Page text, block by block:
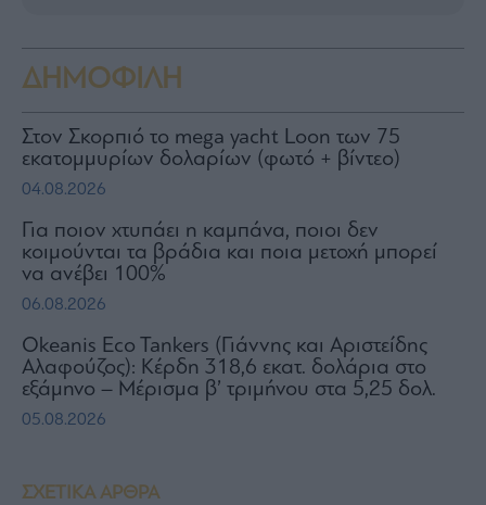
ΣΧΕΤΙΚΑ ΑΡΘΡΑ
ΔΗΜΟΦΙΛΗ
Στον Σκορπιό το mega yacht Loon των 75
εκατομμυρίων δολαρίων (φωτό + βίντεο)
04.08.2026
Για ποιον χτυπάει η καμπάνα, ποιοι δεν
κοιμούνται τα βράδια και ποια μετοχή μπορεί
να ανέβει 100%
06.08.2026
Okeanis Eco Tankers (Γιάννης και Αριστείδης
Αλαφούζος): Κέρδη 318,6 εκατ. δολάρια στο
εξάμηνο – Μέρισμα β’ τριμήνου στα 5,25 δολ.
05.08.2026